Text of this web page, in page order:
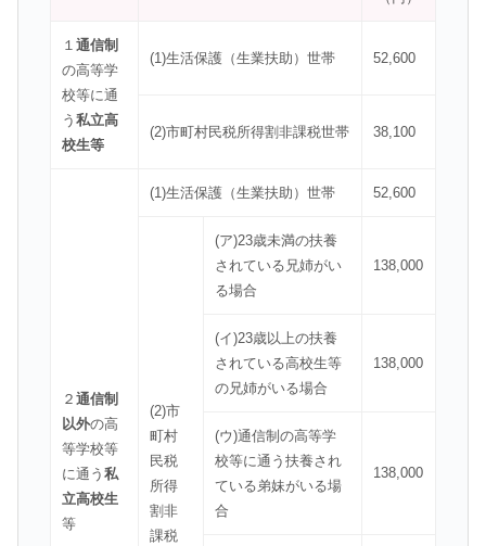
１通信制
の高等学
校等に通
う私立高
校生等
(1)生活保護（生業扶助）世帯 52,600
(2)市町村民税所得割非課税世帯 38,100
２通信制
以外の高
等学校等
に通う私
立高校生
等
(1)生活保護（生業扶助）世帯 52,600
(2)市
町村
民税
所得
割非
課税
(ア)23歳未満の扶養
されている兄姉がい
る場合
138,000
(イ)23歳以上の扶養
されている高校生等
の兄姉がいる場合
138,000
(ウ)通信制の高等学
校等に通う扶養され
ている弟妹がいる場
合
138,000